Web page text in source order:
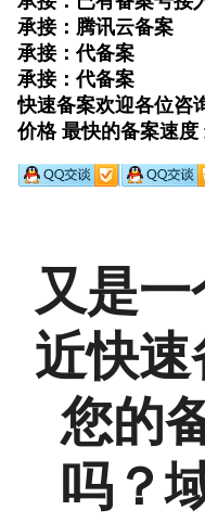
又是
近快速
您的
吗？